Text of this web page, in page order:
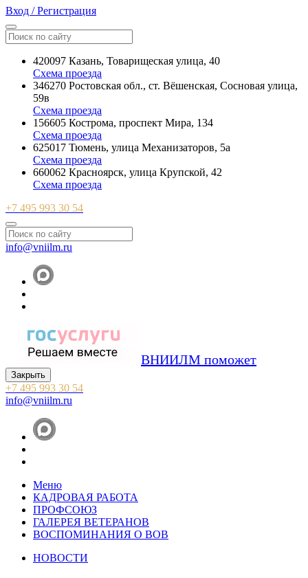
Вход / Регистрация
420097 Казань, Товарищеская улица, 40
Схема проезда
346270 Ростовская обл., ст. Вёшенская, Сосновая улица,
59в
Схема проезда
156605 Кострома, проспект Мира, 134
Схема проезда
625017 Тюмень, улица Механизаторов, 5а
Схема проезда
660062 Красноярск, улица Крупской, 42
Схема проезда
+7 495 993 30 54
info@vniilm.ru
ВНИИЛМ поможет
Закрыть
+7 495 993 30 54
info@vniilm.ru
Меню
КАДРОВАЯ РАБОТА
ПРОФСОЮЗ
ГАЛЕРЕЯ ВЕТЕРАНОВ
ВОСПОМИНАНИЯ О ВОВ
НОВОСТИ